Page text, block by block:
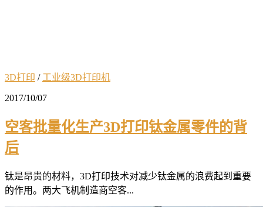
3D打印 /工业级3D打印机
2017/10/07
空客批量化生产3D打印钛金属零件的背
后
钛是昂贵的材料，3D打印技术对减少钛金属的浪费起到重要
的作用。两大飞机制造商空客...